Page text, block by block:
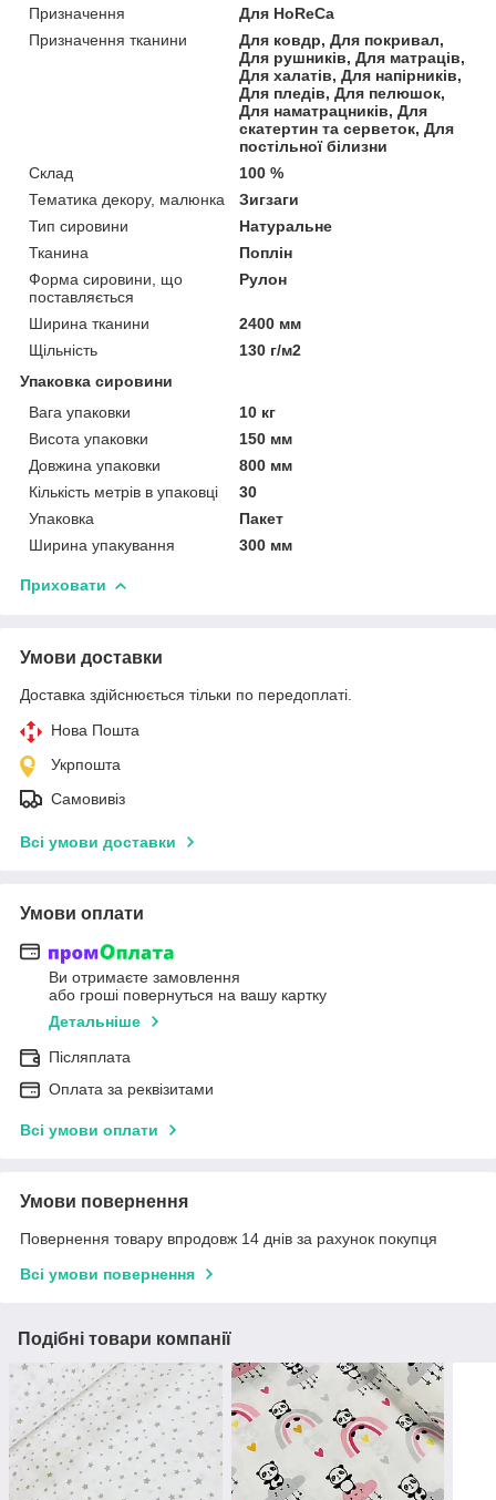
Призначення
Для HoReCa
Призначення тканини
Для ковдр, Для покривал,
Для рушників, Для матраців,
Для халатів, Для напірників,
Для пледів, Для пелюшок,
Для наматрацників, Для
скатертин та серветок, Для
постільної білизни
Склад
100 %
Тематика декору, малюнка
Зигзаги
Тип сировини
Натуральне
Тканина
Поплін
Форма сировини, що
поставляється
Рулон
Ширина тканини
2400 мм
Щільність
130 г/м2
Упаковка сировини
Вага упаковки
10 кг
Висота упаковки
150 мм
Довжина упаковки
800 мм
Кількість метрів в упаковці
30
Упаковка
Пакет
Ширина упакування
300 мм
Приховати
Умови доставки
Доставка здійснюється тільки по передоплаті.
Нова Пошта
Укрпошта
Самовивіз
Всі умови доставки
Умови оплати
Ви отримаєте замовлення
або гроші повернуться на вашу картку
Детальніше
Післяплата
Оплата за реквізитами
Всі умови оплати
Умови повернення
Повернення товару впродовж 14 днів за рахунок покупця
Всі умови повернення
Подібні товари компанії